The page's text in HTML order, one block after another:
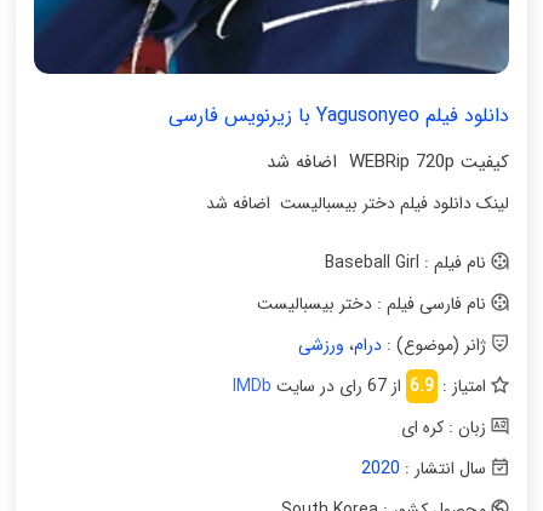
دانلود فیلم Yagusonyeo با زیرنویس فارسی
کیفیت WEBRip 720p اضافه شد
لینک دانلود فیلم دختر بیسبالیست اضافه شد
نام فیلم : Baseball Girl
نام فارسی فیلم : دختر بیسبالیست
ژانر (موضوع) :درام، ورزشی
امتیاز : 6.9 از 67 رای در سایت
IMDb
زبان : کره ای
سال انتشار : 2020